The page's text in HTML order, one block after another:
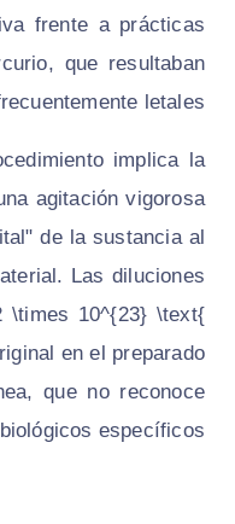
frente a prácticas
que resultaban
letales.
implica la
agitación vigorosa
de la sustancia al
Las diluciones
\times 10^{23} \text{
en el preparado
que no reconoce
específicos.